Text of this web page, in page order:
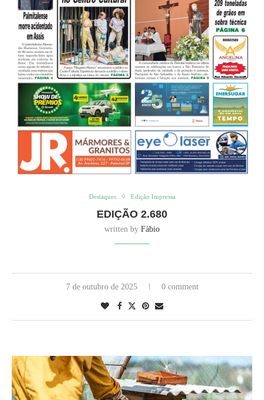
Destaques Edição Impressa
EDIÇÃO 2.680
written by Fábio
7 de outubro de 2025 0 comment